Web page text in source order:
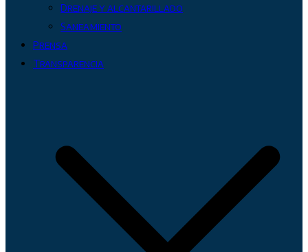
Drenaje y alcantarillado
Saneamiento
Prensa
Transparencia